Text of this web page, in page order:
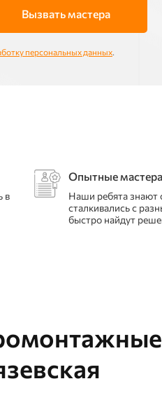
Вызвать мастера
персональных данных.
в
Опытные мастера
Наши ребята знают
сталкивались с
быстро найдут